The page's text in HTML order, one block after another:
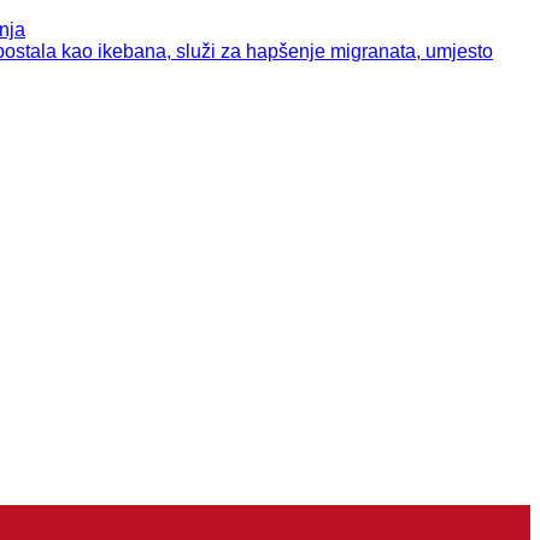
kao ikebana, služi za hapšenje migranata, umjesto